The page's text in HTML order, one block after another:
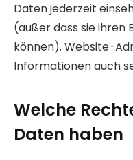
Daten jederzeit
(außer dass sie
können). Website-
Informationen auch
Welche
Daten haben